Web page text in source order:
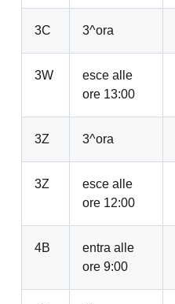
3C 3^ora
3W
esce alle
ore 13:00
3Z 3^ora
3Z
esce alle
ore 12:00
4B
entra alle
ore 9:00